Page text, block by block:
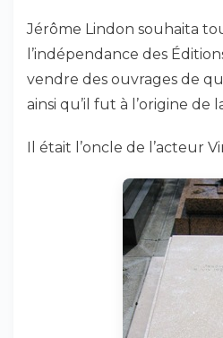
Jérôme Lindon souhaita
l’indépendance des
vendre des ouvrages de
ainsi qu’il fut à l’origine
Il était l’oncle de l’acteur